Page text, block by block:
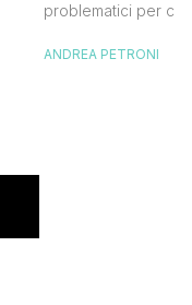
problematici per chi
bagaglio cambiano
ANDREA PETRONI